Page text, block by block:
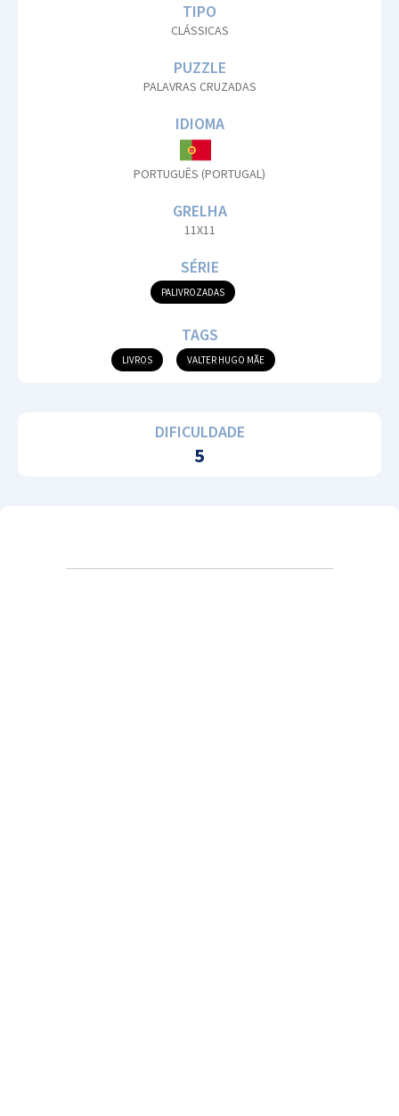
TIPO
CLÁSSICAS
PUZZLE
PALAVRAS CRUZADAS
IDIOMA
PORTUGUÊS (PORTUGAL)
GRELHA
11X11
SÉRIE
PALIVROZADAS
TAGS
LIVROS VALTER HUGO MÃE
DIFICULDADE
5